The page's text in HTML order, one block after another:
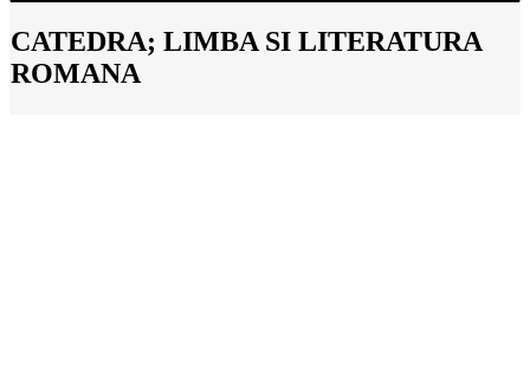
CATEDRA; LIMBA SI LITERATURA
ROMANA